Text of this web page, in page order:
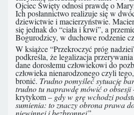
Ojciec Święty odnosi prawdę o
Ich posłannictwo realizuje się w
dziewictwie i macierzyństwie.
się jednak do “ciała i krwi”, a
Bogurodzicy, w duchowe rodzenie
W książce “Przekroczyć próg
podkreśla, że legalizacja
dane dorosłemu człowiekowi do
człowieka nienarodzonego czyli
bronić. Trudno pomyśleć sytuację
trudno tu naprawdę mówić o obsesji
krytykom –gdy w grę wchodzi
sumienia: to znaczy obrona prawa
niewinnej i bezbronnej”.